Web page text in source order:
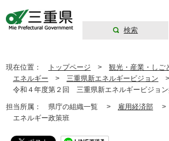
検索
現在位置： トップページ > 観光・産業・しご
エネルギー > 三重県新エネルギービジョン >
令和４年度第２回 三重県新エネルギービジョン
担当所属： 県庁の組織一覧 > 雇用経済部 >
エネルギー政策班